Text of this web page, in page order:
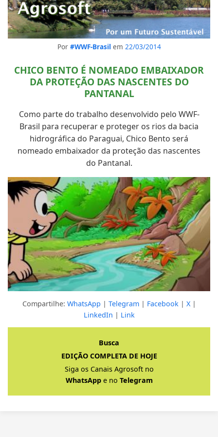
Por #WWF-Brasil em 22/03/2014
CHICO BENTO É NOMEADO EMBAIXADOR
DA PROTEÇÃO DAS NASCENTES DO
PANTANAL
Como parte do trabalho desenvolvido pelo WWF-
Brasil para recuperar e proteger os rios da bacia
hidrográfica do Paraguai, Chico Bento será
nomeado embaixador da proteção das nascentes
do Pantanal.
Clique para ver a resposta completa
Compartilhe: WhatsApp | Telegram| Facebook | X|
LinkedIn | Link
Busca
EDIÇÃO COMPLETA DE HOJE
Siga os Canais Agrosoft no
WhatsAppe no Telegram